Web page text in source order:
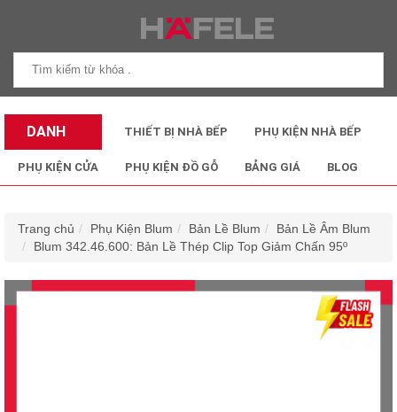
DANH
MỤC SẢN
THIẾT BỊ NHÀ BẾP PHỤ KIỆN NHÀ BẾP
PHỤ KIỆN CỬA PHỤ KIỆN ĐỒ GỖ BẢNG GIÁ BLOG
Trang chủ Phụ Kiện Blum Bản Lề Blum
Bản Lề Âm Blum
Blum 342.46.600: Bản Lề Thép Clip Top Giảm Chấn 95º